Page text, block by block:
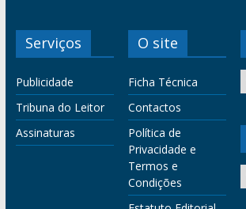
Serviços
Publicidade
Tribuna do Leitor
Assinaturas
O site
Ficha Técnica
Contactos
Política de
Privacidade e
Termos e
Condições